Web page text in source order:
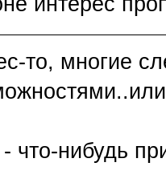
то, многие
что-нибудь